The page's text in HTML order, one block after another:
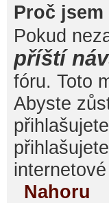
Proč
Pokud
příští
fóru. Toto
Abyste
Nahoru